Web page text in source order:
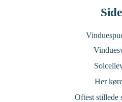
Her
Oftest stillede